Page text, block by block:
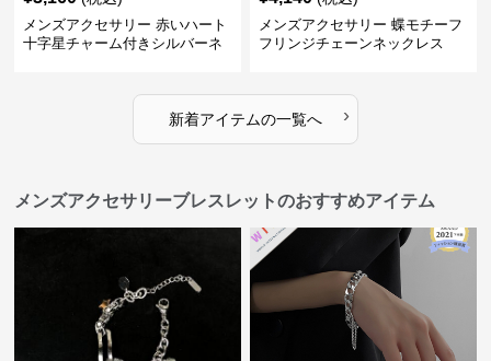
メンズアクセサリー 赤いハート
十字星チャーム付きシルバーネ
メンズアクセサリー 蝶モチーフ
フリンジチェーンネックレス
新着アイテムの一覧へ ›
メンズアクセサリーブレスレットのおすすめアイテム